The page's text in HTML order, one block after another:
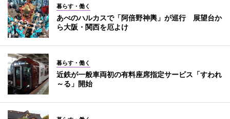
暮らす・働く
あべのハルカスで「阿倍野神輿」が巡行 展望台か
ら大阪・関西を厄よけ
暮らす・働く
近鉄が一般車両初の有料座席指定サービス「すわれ
～る」開始